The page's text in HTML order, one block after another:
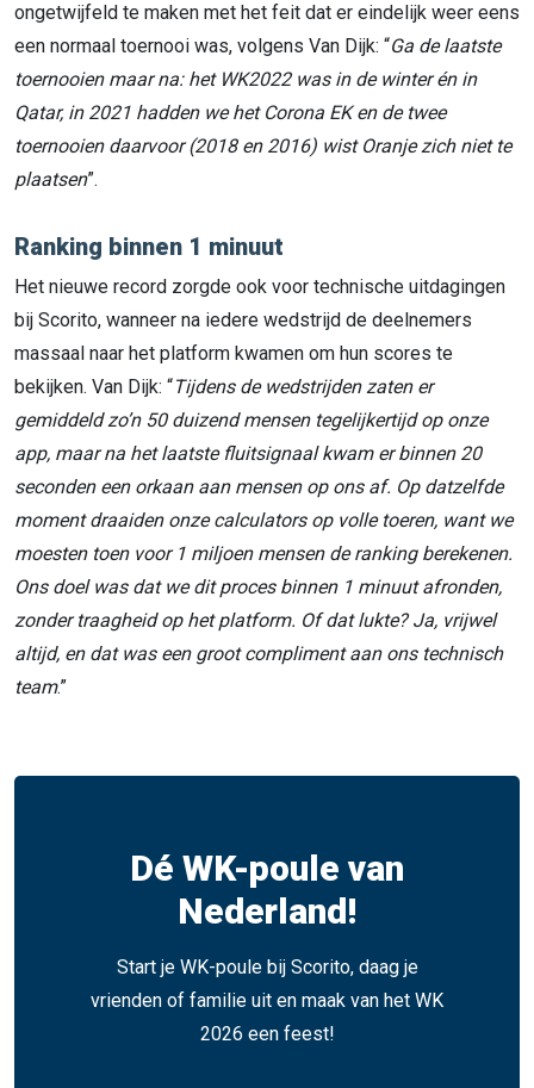
ongetwijfeld te maken met het feit dat er eindelijk weer eens
een normaal toernooi was, volgens Van Dijk: “Ga de laatste
toernooien maar na: het WK2022 was in de winter én in
Qatar, in 2021 hadden we het Corona EK en de twee
toernooien daarvoor (2018 en 2016) wist Oranje zich niet te
plaatsen”.
Ranking binnen 1 minuut
Het nieuwe record zorgde ook voor technische uitdagingen
bij Scorito, wanneer na iedere wedstrijd de deelnemers
massaal naar het platform kwamen om hun scores te
bekijken. Van Dijk: “Tijdens de wedstrijden zaten er
gemiddeld zo’n 50 duizend mensen tegelijkertijd op onze
app, maar na het laatste fluitsignaal kwam er binnen 20
seconden een orkaan aan mensen op ons af. Op datzelfde
moment draaiden onze calculators op volle toeren, want we
moesten toen voor 1 miljoen mensen de ranking berekenen.
Ons doel was dat we dit proces binnen 1 minuut afronden,
zonder traagheid op het platform. Of dat lukte? Ja, vrijwel
altijd, en dat was een groot compliment aan ons technisch
team.”
Dé WK-poule van
Nederland!
Start je WK-poule bij Scorito, daag je
vrienden of familie uit en maak van het WK
2026 een feest!